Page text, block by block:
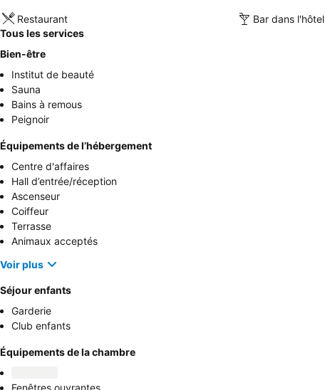
Restaurant Bar dans l'hôtel
Tous les services
Bien-être
Institut de beauté
Sauna
Bains à remous
Peignoir
Équipements de l’hébergement
Centre d'affaires
Hall d’entrée/réception
Ascenseur
Coiffeur
Terrasse
Animaux acceptés
Voir plus
Séjour enfants
Garderie
Club enfants
Équipements de la chambre